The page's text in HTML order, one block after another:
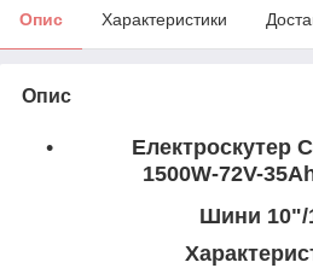
Опис Характеристики
Опис
Електроскутер
1500W-72V-
Шини 10"/